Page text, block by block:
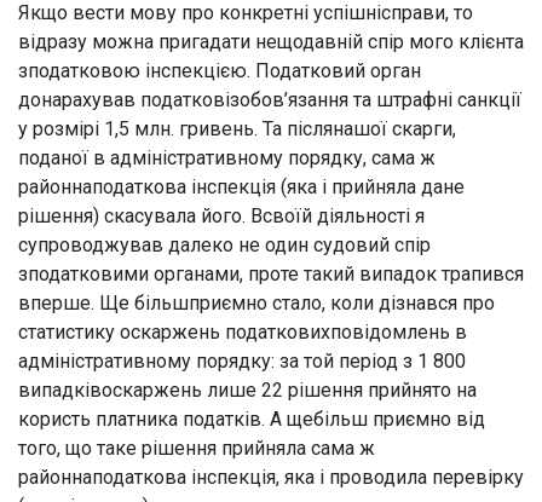
Якщо вести мову про конкретні успішнісправи, то
відразу можна пригадати нещодавній спір мого клієнта
зподатковою інспекцією. Податковий орган
донарахував податковізобов’язання та штрафні санкції
у розмірі 1,5 млн. гривень. Та післянашої скарги,
поданої в адміністративному порядку, сама ж
районнаподаткова інспекція (яка і прийняла дане
рішення) скасувала його. Всвоїй діяльності я
супроводжував далеко не один судовий спір
зподатковими органами, проте такий випадок трапився
вперше. Ще більшприємно стало, коли дізнався про
статистику оскаржень податковихповідомлень в
адміністративному порядку: за той період з 1 800
випадківоскаржень лише 22 рішення прийнято на
користь платника податків. А щебільш приємно від
того, що таке рішення прийняла сама ж
районнаподаткова інспекція, яка і проводила перевірку